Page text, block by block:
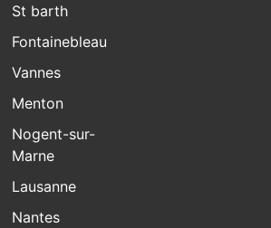
St barth
Fontainebleau
Vannes
Menton
Nogent-sur-
Marne
Lausanne
Nantes